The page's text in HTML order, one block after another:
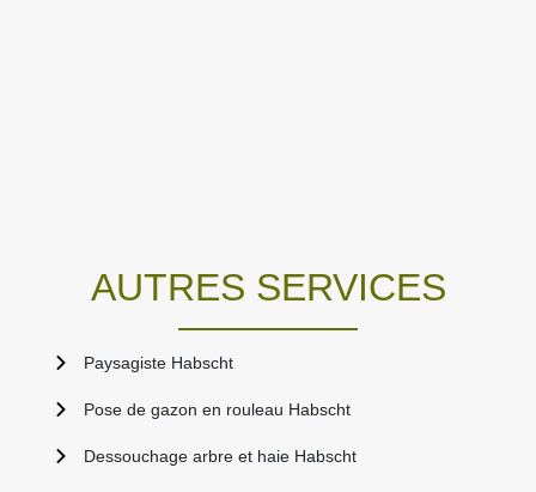
AUTRES SERVICES
Paysagiste Habscht
Pose de gazon en rouleau Habscht
Dessouchage arbre et haie Habscht